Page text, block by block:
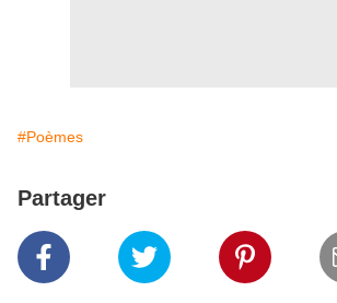
#Poèmes
Partager